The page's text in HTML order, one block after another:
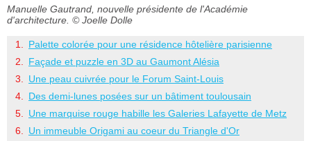
Manuelle Gautrand, nouvelle présidente de l'Académie
d'architecture. © Joelle Dolle
Palette colorée pour une résidence hôtelière parisienne
Façade et puzzle en 3D au Gaumont Alésia
Une peau cuivrée pour le Forum Saint-Louis
Des demi-lunes posées sur un bâtiment toulousain
Une marquise rouge habille les Galeries Lafayette de Metz
Un immeuble Origami au coeur du Triangle d'Or